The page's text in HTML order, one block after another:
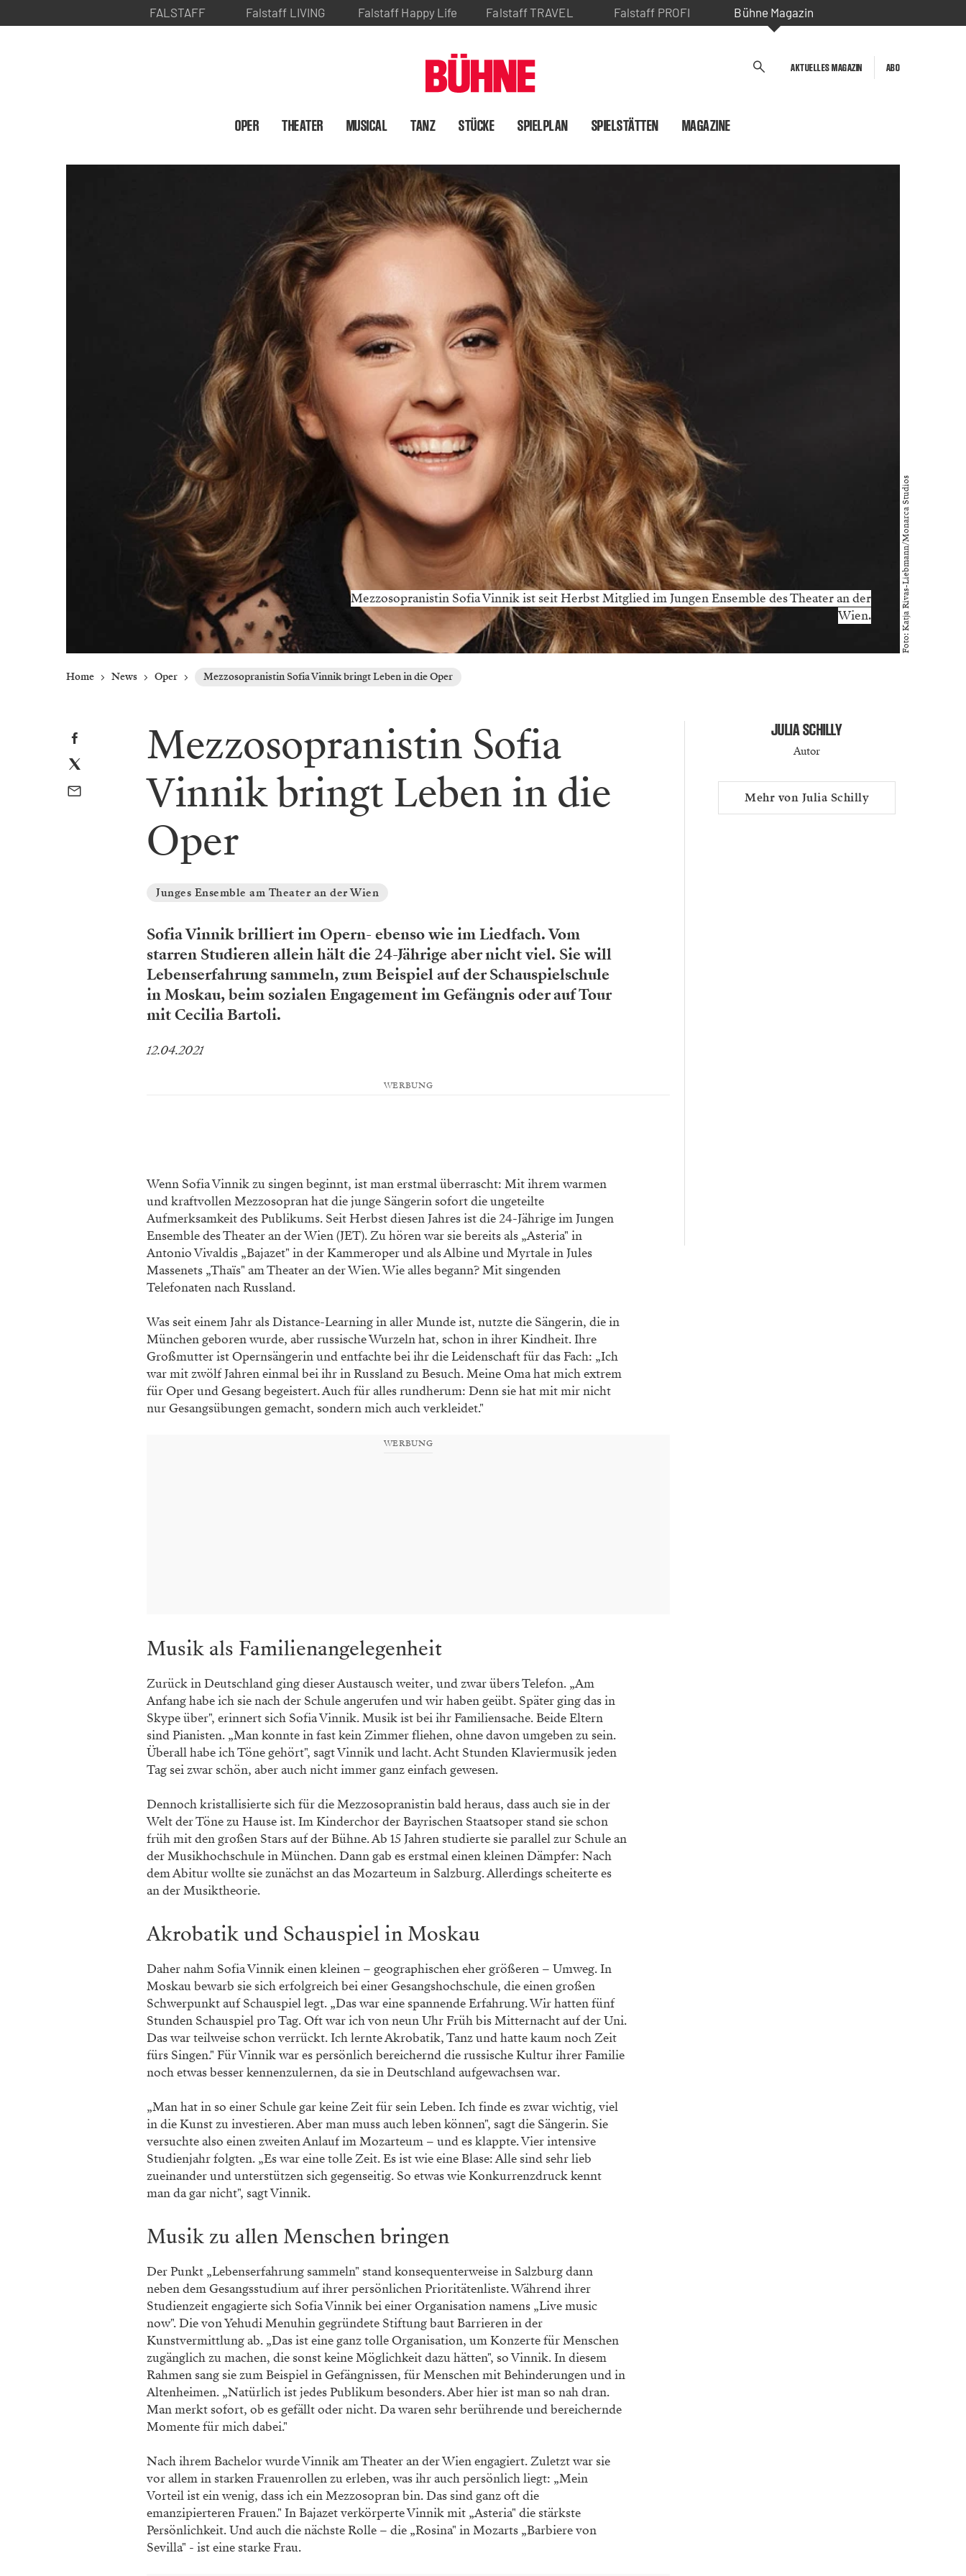
FALSTAFF Falstaff LIVING Falstaff Happy Life Falstaff TRAVEL Falstaff PROFI Bühne Magazin
AKTUELLES MAGAZIN ABO
OPER THEATER MUSICAL TANZ STÜCKE SPIELPLAN SPIELSTÄTTEN MAGAZINE
Mezzosopranistin Sofia Vinnik ist seit Herbst Mitglied im Jungen Ensemble des Theater an der
Wien.
Foto: Katja Rivas-Liebmann/Monarca Studios
Home News Oper Mezzosopranistin Sofia Vinnik bringt Leben in die Oper
Mezzosopranistin Sofia
Vinnik bringt Leben in die
Oper
Junges Ensemble am Theater an der Wien
Sofia Vinnik brilliert im Opern- ebenso wie im Liedfach. Vom
starren Studieren allein hält die 24-Jährige aber nicht viel. Sie will
Lebenserfahrung sammeln, zum Beispiel auf der Schauspielschule
in Moskau, beim sozialen Engagement im Gefängnis oder auf Tour
mit Cecilia Bartoli.
12.04.2021
WERBUNG
Wenn Sofia Vinnik zu singen beginnt, ist man erstmal überrascht: Mit ihrem warmen
und kraftvollen Mezzosopran hat die junge Sängerin sofort die ungeteilte
Aufmerksamkeit des Publikums. Seit Herbst diesen Jahres ist die 24-Jährige im Jungen
Ensemble des Theater an der Wien (JET). Zu hören war sie bereits als „Asteria" in
Antonio Vivaldis „Bajazet" in der Kammeroper und als Albine und Myrtale in Jules
Massenets „Thaïs" am Theater an der Wien. Wie alles begann? Mit singenden
Telefonaten nach Russland.
Was seit einem Jahr als Distance-Learning in aller Munde ist, nutzte die Sängerin, die in
München geboren wurde, aber russische Wurzeln hat, schon in ihrer Kindheit. Ihre
Großmutter ist Opernsängerin und entfachte bei ihr die Leidenschaft für das Fach: „Ich
war mit zwölf Jahren einmal bei ihr in Russland zu Besuch. Meine Oma hat mich extrem
für Oper und Gesang begeistert. Auch für alles rundherum: Denn sie hat mit mir nicht
nur Gesangsübungen gemacht, sondern mich auch verkleidet."
WERBUNG
Musik als Familienangelegenheit
Zurück in Deutschland ging dieser Austausch weiter, und zwar übers Telefon. „Am
Anfang habe ich sie nach der Schule angerufen und wir haben geübt. Später ging das in
Skype über", erinnert sich Sofia Vinnik. Musik ist bei ihr Familiensache. Beide Eltern
sind Pianisten. „Man konnte in fast kein Zimmer fliehen, ohne davon umgeben zu sein.
Überall habe ich Töne gehört", sagt Vinnik und lacht. Acht Stunden Klaviermusik jeden
Tag sei zwar schön, aber auch nicht immer ganz einfach gewesen.
Dennoch kristallisierte sich für die Mezzosopranistin bald heraus, dass auch sie in der
Welt der Töne zu Hause ist. Im Kinderchor der Bayrischen Staatsoper stand sie schon
früh mit den großen Stars auf der Bühne. Ab 15 Jahren studierte sie parallel zur Schule an
der Musikhochschule in München. Dann gab es erstmal einen kleinen Dämpfer: Nach
dem Abitur wollte sie zunächst an das Mozarteum in Salzburg. Allerdings scheiterte es
an der Musiktheorie.
Akrobatik und Schauspiel in Moskau
Daher nahm Sofia Vinnik einen kleinen – geographischen eher größeren – Umweg. In
Moskau bewarb sie sich erfolgreich bei einer Gesangshochschule, die einen großen
Schwerpunkt auf Schauspiel legt. „Das war eine spannende Erfahrung. Wir hatten fünf
Stunden Schauspiel pro Tag. Oft war ich von neun Uhr Früh bis Mitternacht auf der Uni.
Das war teilweise schon verrückt. Ich lernte Akrobatik, Tanz und hatte kaum noch Zeit
fürs Singen." Für Vinnik war es persönlich bereichernd die russische Kultur ihrer Familie
noch etwas besser kennenzulernen, da sie in Deutschland aufgewachsen war.
„Man hat in so einer Schule gar keine Zeit für sein Leben. Ich finde es zwar wichtig, viel
in die Kunst zu investieren. Aber man muss auch leben können", sagt die Sängerin. Sie
versuchte also einen zweiten Anlauf im Mozarteum – und es klappte. Vier intensive
Studienjahr folgten. „Es war eine tolle Zeit. Es ist wie eine Blase: Alle sind sehr lieb
zueinander und unterstützen sich gegenseitig. So etwas wie Konkurrenzdruck kennt
man da gar nicht", sagt Vinnik.
Musik zu allen Menschen bringen
Der Punkt „Lebenserfahrung sammeln" stand konsequenterweise in Salzburg dann
neben dem Gesangsstudium auf ihrer persönlichen Prioritätenliste. Während ihrer
Studienzeit engagierte sich Sofia Vinnik bei einer Organisation namens „Live music
now". Die von Yehudi Menuhin gegründete Stiftung baut Barrieren in der
Kunstvermittlung ab. „Das ist eine ganz tolle Organisation, um Konzerte für Menschen
zugänglich zu machen, die sonst keine Möglichkeit dazu hätten", so Vinnik. In diesem
Rahmen sang sie zum Beispiel in Gefängnissen, für Menschen mit Behinderungen und in
Altenheimen. „Natürlich ist jedes Publikum besonders. Aber hier ist man so nah dran.
Man merkt sofort, ob es gefällt oder nicht. Da waren sehr berührende und bereichernde
Momente für mich dabei."
Nach ihrem Bachelor wurde Vinnik am Theater an der Wien engagiert. Zuletzt war sie
vor allem in starken Frauenrollen zu erleben, was ihr auch persönlich liegt: „Mein
Vorteil ist ein wenig, dass ich ein Mezzosopran bin. Das sind ganz oft die
emanzipierteren Frauen." In Bajazet verkörperte Vinnik mit „Asteria" die stärkste
Persönlichkeit. Und auch die nächste Rolle – die „Rosina" in Mozarts „Barbiere von
Sevilla" - ist eine starke Frau.
JULIA SCHILLY
Autor
Mehr von Julia Schilly